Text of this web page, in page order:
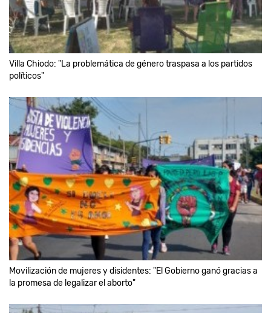
Villa Chiodo: "La problemática de género traspasa a los partidos
políticos"
Movilización de mujeres y disidentes: "El Gobierno ganó gracias a
la promesa de legalizar el aborto"